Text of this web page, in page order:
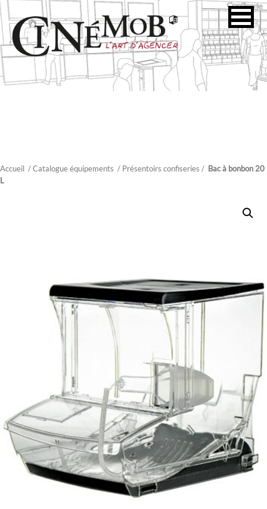
Accueil / Catalogue équipements / Présentoirs confiseries / Bac à bonbon 20
L